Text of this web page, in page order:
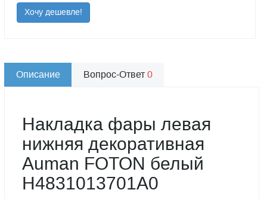
Хочу дешевле!
Описание Вопрос-Ответ0
Накладка фары левая
нижняя декоративная
Auman FOTON белый
H4831013701A0